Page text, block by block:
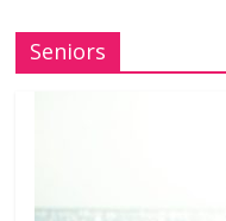
Seniors